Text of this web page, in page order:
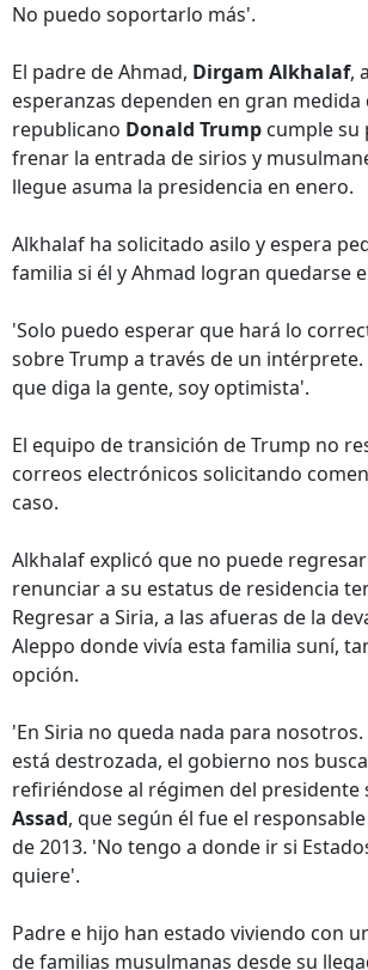
No puedo soportarlo más'.
El padre de Ahmad, Dirgam Alkhalaf,
esperanzas dependen en gran medida
republicano Donald Trump cumple su
frenar la entrada de sirios y
llegue asuma la presidencia en enero.
Alkhalaf ha solicitado asilo y espera
familia si él y Ahmad logran quedarse
'Solo puedo esperar que hará lo
sobre Trump a través de un
que diga la gente, soy optimista'.
El equipo de transición de Trump no
correos electrónicos solicitando
caso.
Alkhalaf explicó que no puede
renunciar a su estatus de residencia
Regresar a Siria, a las afueras de la
Aleppo donde vivía esta familia suní,
opción.
'En Siria no queda nada para
está destrozada, el gobierno nos
refiriéndose al régimen del presidente
Assad, que según él fue el
de 2013. 'No tengo a donde ir si
quiere'.
Padre e hijo han estado viviendo con
de familias musulmanas desde su